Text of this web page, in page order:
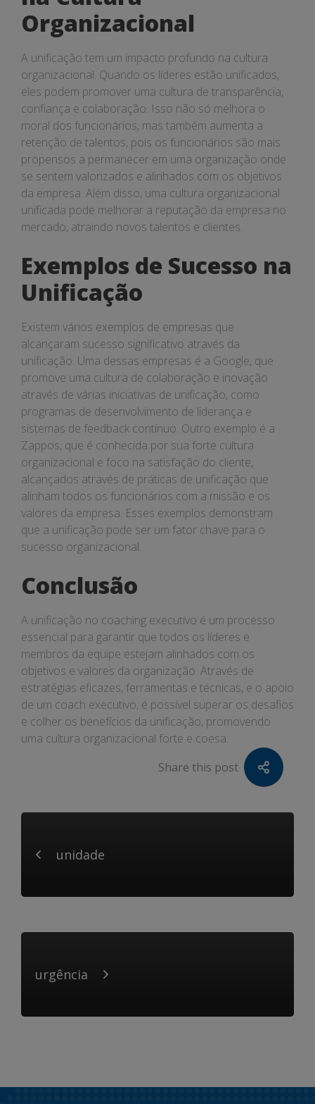
Organizacional
A unificação tem um impacto profundo na cultura
organizacional. Quando os líderes estão unificados,
eles podem promover uma cultura de transparência,
confiança e colaboração. Isso não só melhora o
moral dos funcionários, mas também aumenta a
retenção de talentos, pois os funcionários são mais
propensos a permanecer em uma organização onde
se sentem valorizados e alinhados com os objetivos
da empresa. Além disso, uma cultura organizacional
unificada pode melhorar a reputação da empresa no
mercado, atraindo novos talentos e clientes.
Exemplos de Sucesso na
Unificação
Existem vários exemplos de empresas que
alcançaram sucesso significativo através da
unificação. Uma dessas empresas é a Google, que
promove uma cultura de colaboração e inovação
através de várias iniciativas de unificação, como
programas de desenvolvimento de liderança e
sistemas de feedback contínuo. Outro exemplo é a
Zappos, que é conhecida por sua forte cultura
organizacional e foco na satisfação do cliente,
alcançados através de práticas de unificação que
alinham todos os funcionários com a missão e os
valores da empresa. Esses exemplos demonstram
que a unificação pode ser um fator chave para o
sucesso organizacional.
Conclusão
A unificação no coaching executivo é um processo
essencial para garantir que todos os líderes e
membros da equipe estejam alinhados com os
objetivos e valores da organização. Através de
estratégias eficazes, ferramentas e técnicas, e o apoio
de um coach executivo, é possível superar os desafios
e colher os benefícios da unificação, promovendo
uma cultura organizacional forte e coesa.
Share this post
unidade
urgência